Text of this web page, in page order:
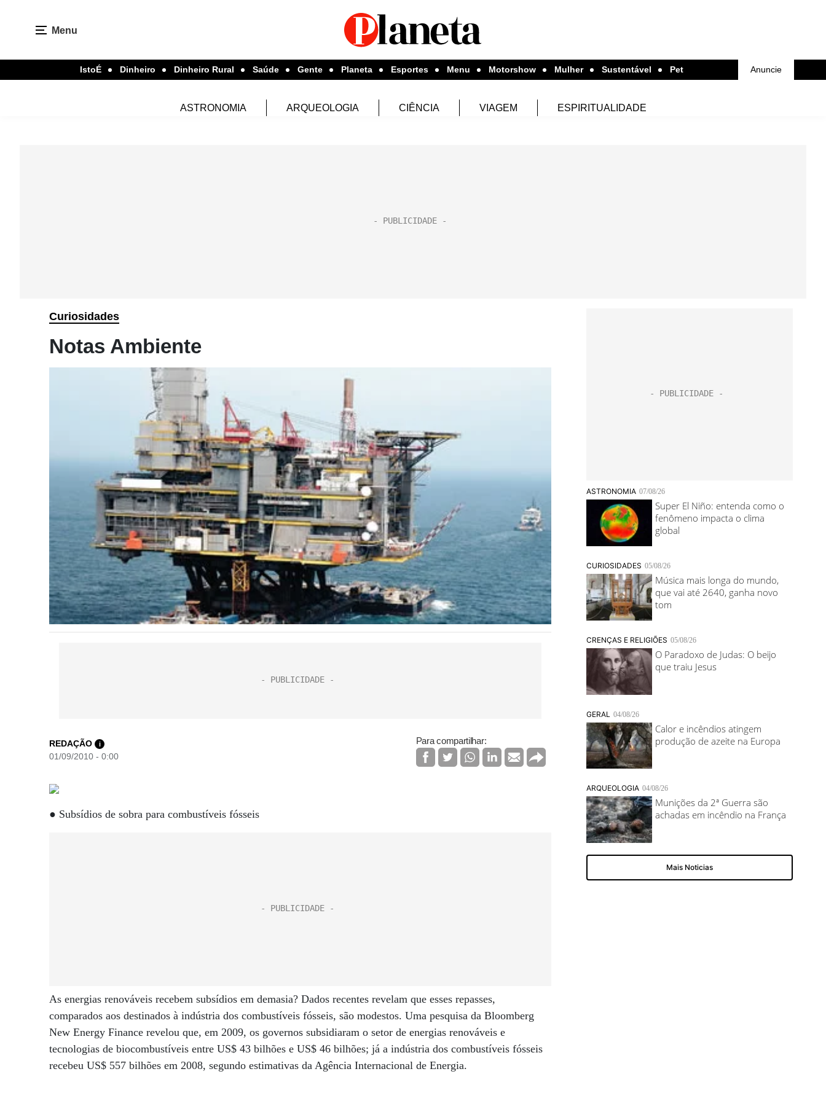
Menu
IstoÉ Dinheiro Dinheiro Rural Saúde Gente Planeta Esportes Menu Motorshow Mulher Sustentável Pet Anuncie
ASTRONOMIA ARQUEOLOGIA CIÊNCIA VIAGEM ESPIRITUALIDADE
Curiosidades
Notas Ambiente
REDAÇÃO i
01/09/2010 - 0:00
Para compartilhar:
● Subsídios de sobra para combustíveis fósseis
As energias renováveis recebem subsídios em demasia? Dados recentes revelam que esses repasses,
comparados aos destinados à indústria dos combustíveis fósseis, são modestos. Uma pesquisa da Bloomberg
New Energy Finance revelou que, em 2009, os governos subsidiaram o setor de energias renováveis e
tecnologias de biocombustíveis entre US$ 43 bilhões e US$ 46 bilhões; já a indústria dos combustíveis fósseis
recebeu US$ 557 bilhões em 2008, segundo estimativas da Agência Internacional de Energia.